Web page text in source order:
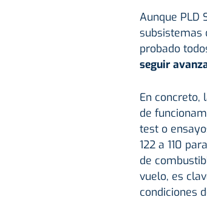
Aunque PLD
subsistemas
probado
seguir
En concreto,
de
test o
122 a 110
de
vuelo, es
condiciones